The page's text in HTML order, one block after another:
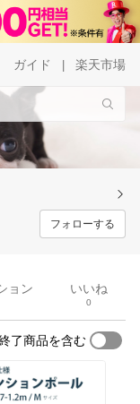
ガイド 楽天市場
フォローする
ョン いいね
0
了商品を含む